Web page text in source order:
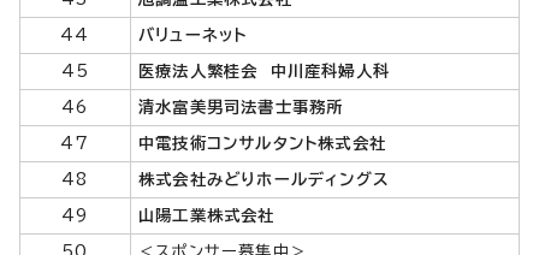
44 バリューネット
45 医療法人繁桂会 中川産科婦人科
46 清水富美男司法書士事務所
47 中電技術コンサルタント株式会社
48 株式会社みどりホールディングス
49 山陽工業株式会社
50 ＜スポンサー募集中＞